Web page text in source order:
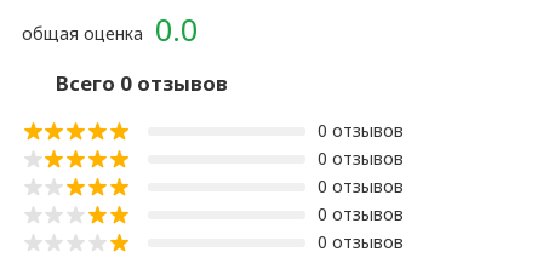
0.0
общая оценка
Всего 0 отзывов
0 отзывов
0 отзывов
0 отзывов
0 отзывов
0 отзывов